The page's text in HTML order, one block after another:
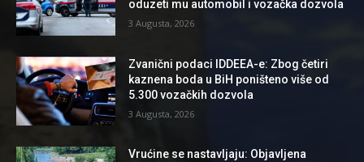
oduzeti mu automobil i vozačka dozvola
3 Augusta, 2026
Zvanični podaci IDDEEA-e: Zbog četiri
kaznena boda u BiH poništeno više od
5.300 vozačkih dozvola
3 Augusta, 2026
Vrućine se nastavljaju: Objavljena